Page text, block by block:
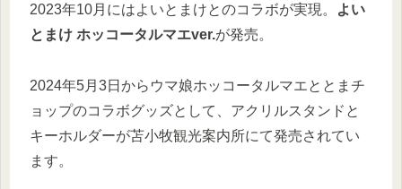
2023年10月にはよいとまけとのコラボが実現。
よい
とまけ ホッコータルマエver.が発売。
2024年5月3日からウマ娘ホッコータルマエととまチ
ョップのコラボグッズとして、アクリルスタンドと
キーホルダーが苫小牧観光案内所にて発売されてい
ます。